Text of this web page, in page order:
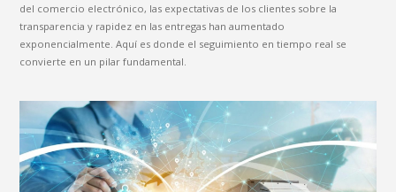
del comercio electrónico, las expectativas de los clientes sobre la
transparencia y rapidez en las entregas han aumentado
exponencialmente. Aquí es donde el seguimiento en tiempo real se
convierte en un pilar fundamental.